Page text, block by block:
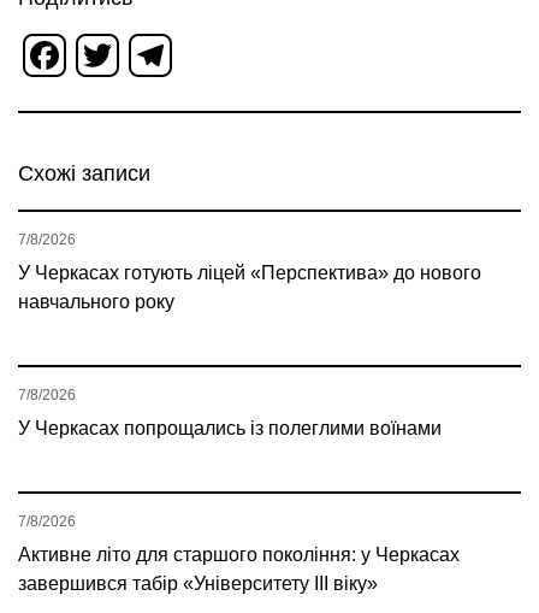
Facebook
Twitter
Схожі записи
У Черкасах готують ліцей «Перспектива» до нового
навчального року
7/8/2026
У Черкасах попрощались із полеглими воїнами
7/8/2026
Активне літо для старшого покоління: у Черкасах
завершився табір «Університету ІІІ віку»
7/8/2026